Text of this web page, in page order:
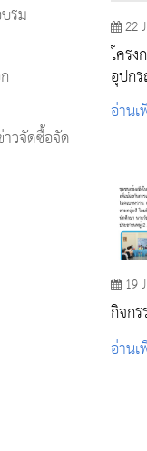
22
โคร
อุปก
การ
สถาน
อ่าน
19
กิจก
อ่าน
รม
วจัดซื้อจัด